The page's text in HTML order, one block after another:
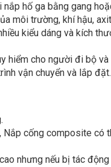
hố ga bằng gang
môi trường, khí hậu,
kiểu dáng và kích
hiểm cho người đi bộ
vận chuyển và lắp đặt.
cống composite có
nhưng nếu bị tác